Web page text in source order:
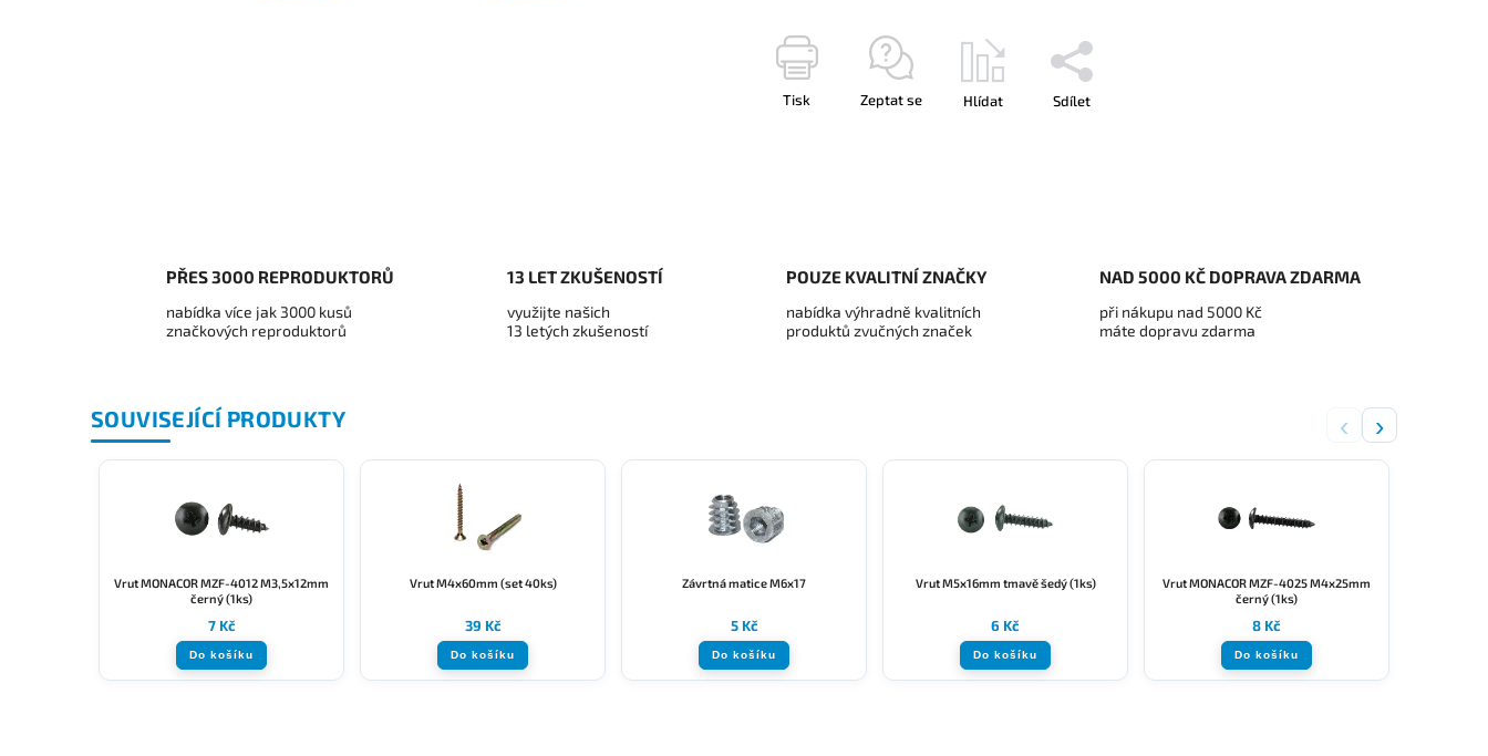
Tisk Zeptat se Hlídat Sdílet
PŘES 3000 REPRODUKTORŮ
nabídka více jak 3000 kusů
značkových reproduktorů
13 LET ZKUŠENOSTÍ
využijte našich
13 letých zkušeností
POUZE KVALITNÍ ZNAČKY
nabídka výhradně kvalitních
produktů zvučných značek
NAD 5000 KČ DOPRAVA ZDARMA
při nákupu nad 5000 Kč
máte dopravu zdarma
SOUVISEJÍCÍ PRODUKTY ‹ ›
Vrut MONACOR MZF-4012 M3,5x12mm
černý (1ks)
7 Kč
Do košíku
Vrut M4x60mm (set 40ks)
39 Kč
Do košíku
Závrtná matice M6x17
5 Kč
Do košíku
Vrut M5x16mm tmavě šedý (1ks)
6 Kč
Do košíku
Vrut MONACOR MZF-4025 M4x25mm
černý (1ks)
8 Kč
Do košíku